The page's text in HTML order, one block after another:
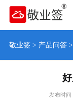
敬业签> 产品问答>
发布时间